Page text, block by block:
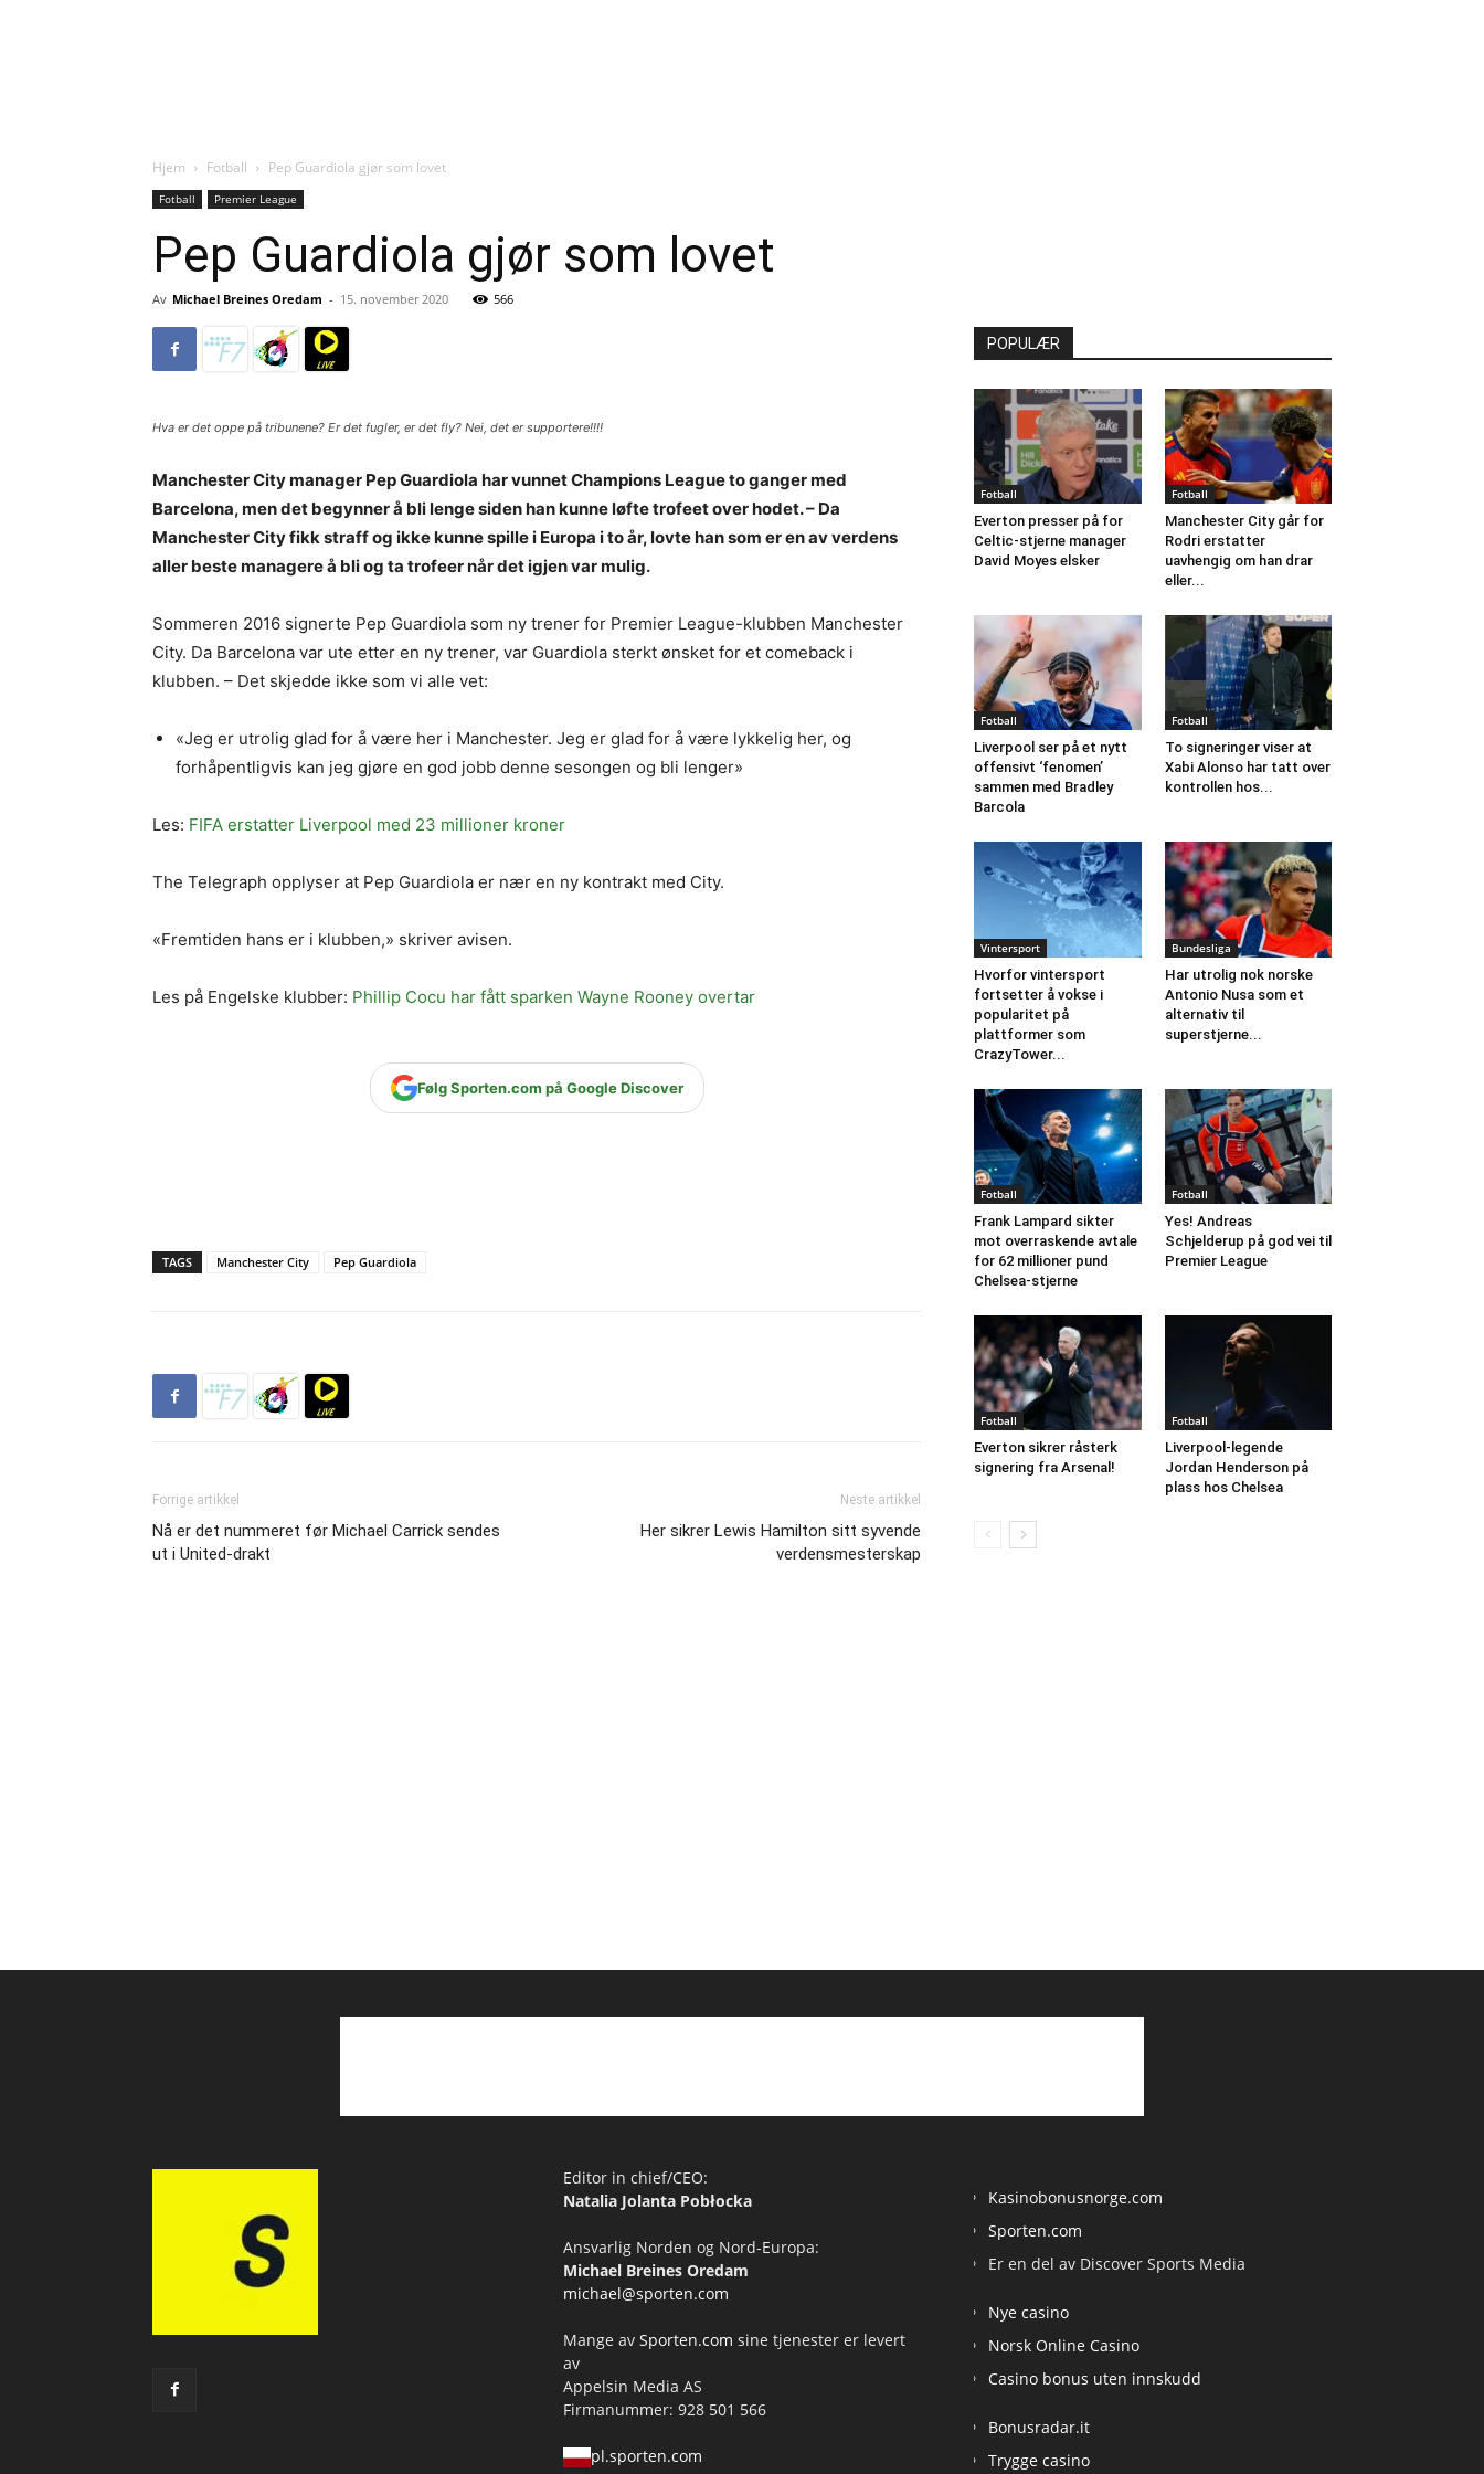
Hjem Fotball Pep Guardiola gjør som lovet
Fotball Premier League
Pep Guardiola gjør som lovet
Av Michael Breines Oredam - 15. november 2020 566
Hva er det oppe på tribunene? Er det fugler, er det fly? Nei, det er supportere!!!!
Manchester City manager Pep Guardiola har vunnet Champions League to ganger med
Barcelona, men det begynner å bli lenge siden han kunne løfte trofeet over hodet. – Da
Manchester City fikk straff og ikke kunne spille i Europa i to år, lovte han som er en av verdens
aller beste managere å bli og ta trofeer når det igjen var mulig.
Sommeren 2016 signerte Pep Guardiola som ny trener for Premier League-klubben Manchester
City. Da Barcelona var ute etter en ny trener, var Guardiola sterkt ønsket for et comeback i
klubben. – Det skjedde ikke som vi alle vet:
«Jeg er utrolig glad for å være her i Manchester. Jeg er glad for å være lykkelig her, og
forhåpentligvis kan jeg gjøre en god jobb denne sesongen og bli lenger»
Les: FIFA erstatter Liverpool med 23 millioner kroner
The Telegraph opplyser at Pep Guardiola er nær en ny kontrakt med City.
«Fremtiden hans er i klubben,» skriver avisen.
Les på Engelske klubber: Phillip Cocu har fått sparken Wayne Rooney overtar
Følg Sporten.com på Google Discover
TAGS Manchester City Pep Guardiola
Forrige artikkel
Nå er det nummeret før Michael Carrick sendes
ut i United-drakt
Neste artikkel
Her sikrer Lewis Hamilton sitt syvende
verdensmesterskap
POPULÆR
Fotball
Everton presser på for
Celtic-stjerne manager
David Moyes elsker
Fotball
Manchester City går for
Rodri erstatter
uavhengig om han drar
eller...
Fotball
Liverpool ser på et nytt
offensivt ‘fenomen’
sammen med Bradley
Barcola
Fotball
To signeringer viser at
Xabi Alonso har tatt over
kontrollen hos...
Vintersport
Hvorfor vintersport
fortsetter å vokse i
popularitet på
plattformer som
CrazyTower...
Bundesliga
Har utrolig nok norske
Antonio Nusa som et
alternativ til
superstjerne...
Fotball
Frank Lampard sikter
mot overraskende avtale
for 62 millioner pund
Chelsea-stjerne
Fotball
Yes! Andreas
Schjelderup på god vei til
Premier League
Fotball
Everton sikrer råsterk
signering fra Arsenal!
Fotball
Liverpool-legende
Jordan Henderson på
plass hos Chelsea
Editor in chief/CEO:
Natalia Jolanta Pobłocka
Ansvarlig Norden og Nord-Europa:
Michael Breines Oredam
michael@sporten.com
Mange av Sporten.com sine tjenester er levert
av
Appelsin Media AS
Firmanummer: 928 501 566
pl.sporten.com
Kasinobonusnorge.com
Sporten.com
Er en del av Discover Sports Media
Nye casino
Norsk Online Casino
Casino bonus uten innskudd
Bonusradar.it
Trygge casino